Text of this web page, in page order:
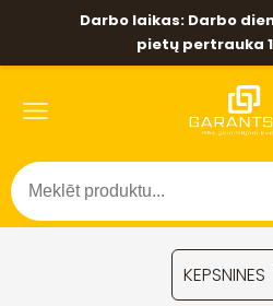
Darbo laikas: Darbo
pietų pertrauka
KEPSNINES